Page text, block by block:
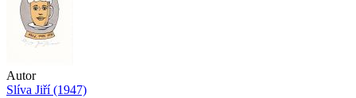
Autor
Slíva Jiří (1947)